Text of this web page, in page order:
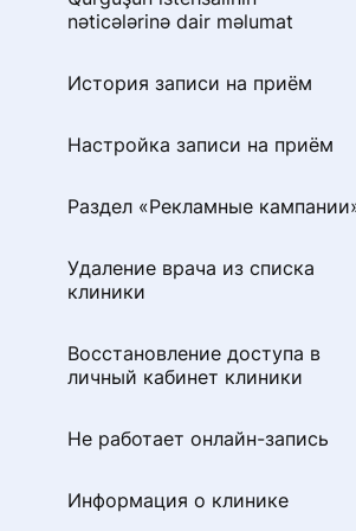
Как добавить или изменить
пациентов
Удаление профиля
специалиста с портала
Правила размещения
странице врача
Как сохранить профиль при
переезде в другую страну
nəticələrinə dair məlumat
История записи на приём
Настройка записи на приём
Раздел «Рекламные
Удаление врача из списка
клиники
Восстановление доступа в
личный кабинет клиники
Не работает онлайн-запись
Информация о клинике